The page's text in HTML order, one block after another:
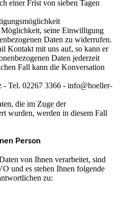
einer Frist von sieben Tagen
seine Einwilligung
Daten zu widerrufen.
Kontakt mit uns auf, so kann er
Daten jederzeit
Fall kann die Konversation
- Tel. 02267 3366 - info@hoeller-
die im Zuge der
wurden, werden in diesem Fall
Person
von Ihnen verarbeitet, sind
und es stehen Ihnen folgende
zu: